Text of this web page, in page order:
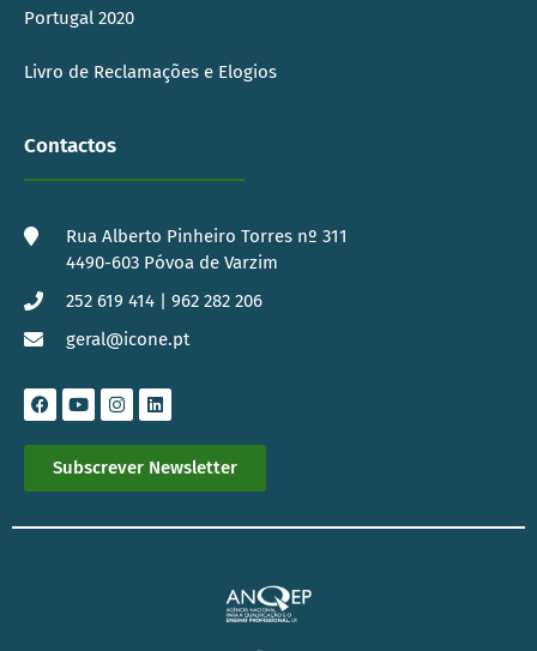
Portugal 2020
Livro de Reclamações e Elogios
Contactos
Rua Alberto Pinheiro Torres nº 311
4490-603 Póvoa de Varzim
252 619 414 | 962 282 206
geral@icone.pt
Subscrever Newsletter